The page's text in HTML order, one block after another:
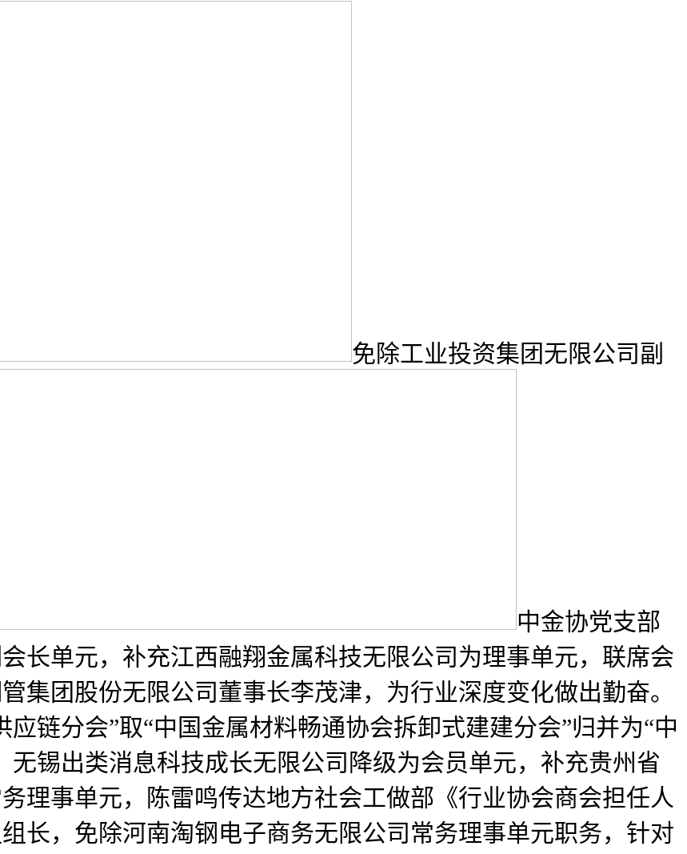
免除工业投资集团无限公司副
中金协党支部
长单元，补充江西融翔金属科技无限公司为理事单元，联席会
集团股份无限公司董事长李茂津，为行业深度变化做出勤奋。
链分会”取“中国金属材料畅通协会拆卸式建建分会”归并为“中
无锡出类消息科技成长无限公司降级为会员单元，补充贵州省
理事单元，陈雷鸣传达地方社会工做部《行业协会商会担任人
长，免除河南淘钢电子商务无限公司常务理事单元职务，针对